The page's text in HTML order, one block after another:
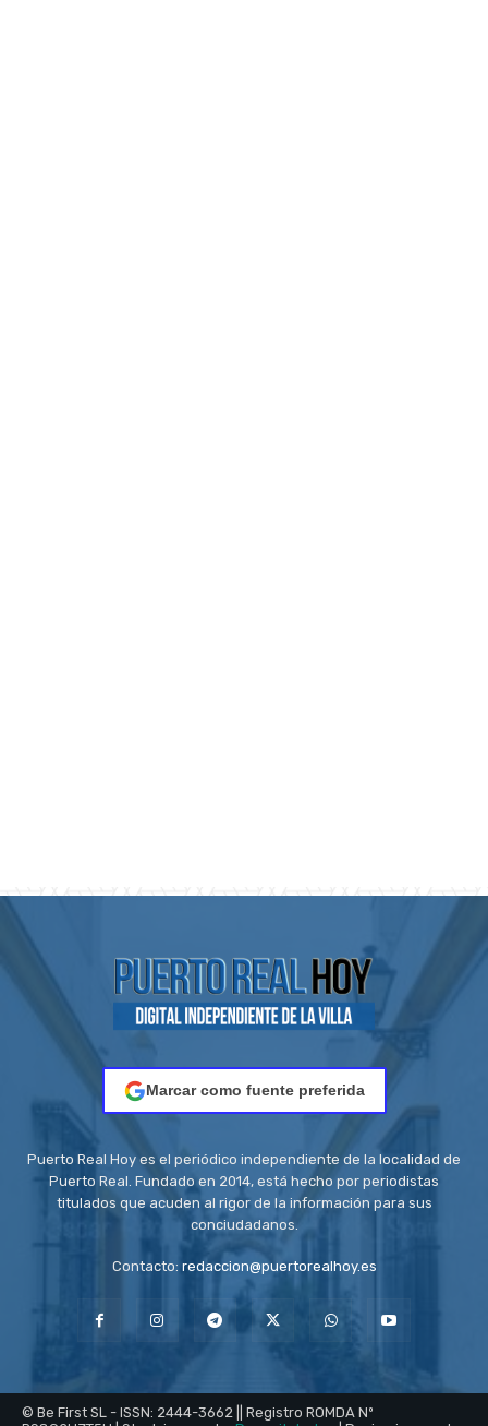
Marcar como fuente preferida
Puerto Real Hoy es el periódico independiente de la localidad de
Puerto Real. Fundado en 2014, está hecho por periodistas
titulados que acuden al rigor de la información para sus
conciudadanos.
Contacto: redaccion@puertorealhoy.es
© Be First SL - ISSN: 2444-3662 || Registro ROMDA Nº